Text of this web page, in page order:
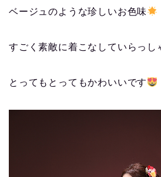
ベージュのような珍しいお色味
すごく素敵に着こなしていらっし
とってもとってもかわいいです